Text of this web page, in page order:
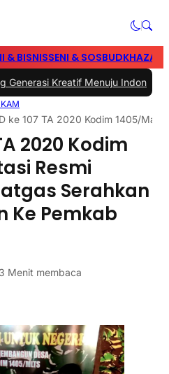
& BISNISSENI & SOSBUD
Kreatif Menuju Indonesia Emas
ke 107 TA 2020 Kodim 1405/
2020 Kodim
Resmi
Serahkan
Ke Pemkab
3 Menit membaca